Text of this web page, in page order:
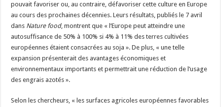
pouvait favoriser ou, au contraire, défavoriser cette culture en Europe
au cours des prochaines décennies. Leurs résultats, publiés le 7 avril
dans Nature food, montrent que « l’Europe peut atteindre une
autosuffisance de 50% à 100% si 4% à 11% des terres cultivées
européennes étaient consacrées au soja ». De plus, « une telle
expansion présenterait des avantages économiques et
environnementaux importants et permettrait une réduction de l’usage
des engrais azotés ».
Selon les chercheurs, « les surfaces agricoles européennes favorables